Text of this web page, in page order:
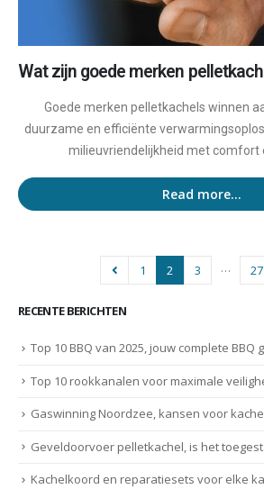
Wat zijn goede merken
Goede merken pelletkachels winnen
duurzame en efficiënte
milieuvriendelijkheid met comfort
Read more...
1 2 3 … 27
RECENTE BERICHTEN
Top 10 BBQ van 2025, jouw complete BBQ
Top 10 rookkanalen voor maximale
Gaswinning Noordzee, kansen voor
Geveldoorvoer pelletkachel, is het
Kachelkoord en reparatiesets voor elke